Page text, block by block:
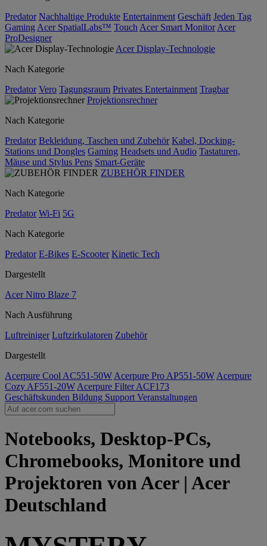
Predator Nachhaltige Produkte Entertainment Geschäft Jeden Tag
Gaming Acer SpatialLabs™ Touch Acer Smart Monitor Acer
ProDesigner
Acer Display-Technologie
Nach Kategorie
Predator Vero Tagungsraum Privates Entertainment Tragbar
Projektionsrechner
Nach Kategorie
Predator Bekleidung, Taschen und Zubehör Kabel, Docking-
Stations und Dongles Gaming Headsets und Audio Tastaturen,
Mäuse und Stylus Pens Smart-Geräte
ZUBEHÖR FINDER
Nach Kategorie
Predator Wi-Fi 5G
Nach Kategorie
Predator E-Bikes E-Scooter Kinetic Tech
Dargestellt
Acer Nitro Blaze 7
Nach Ausführung
Luftreiniger Luftzirkulatoren Zubehör
Dargestellt
Acerpure Cool AC551-50W Acerpure Pro AP551-50W Acerpure
Cozy AF551-20W Acerpure Filter ACF173
Geschäftskunden Bildung Support Veranstaltungen
Notebooks, Desktop-PCs,
Chromebooks, Monitore und
Projektoren von Acer | Acer
Deutschland